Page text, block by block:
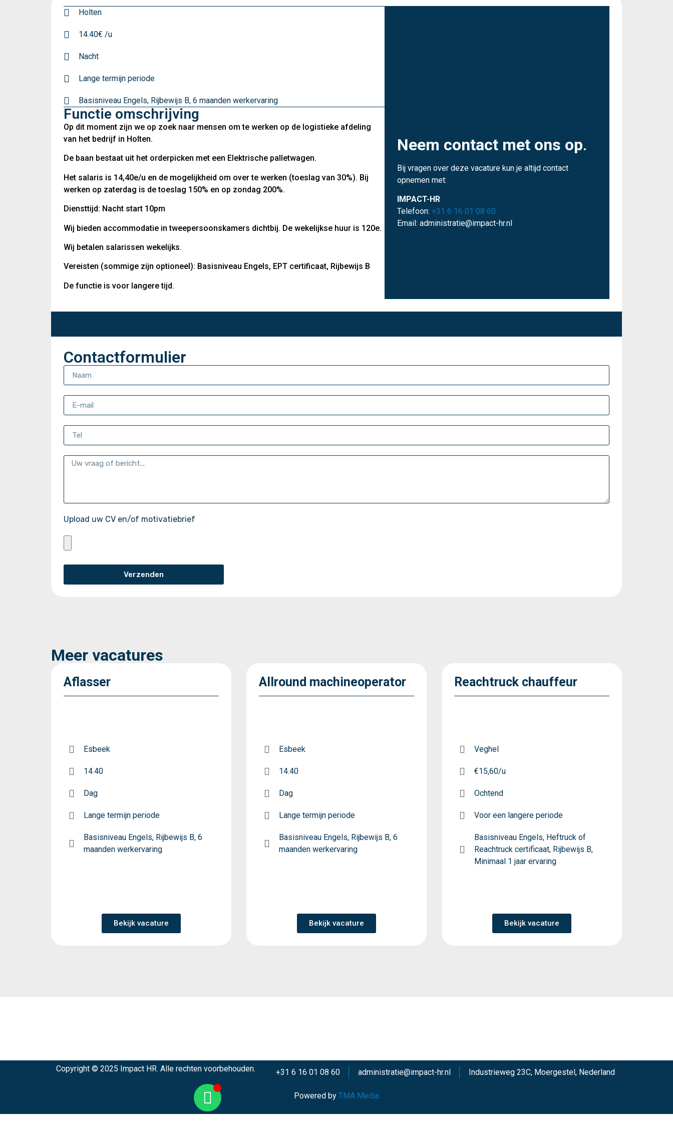
Holten
14.40€ /u
Nacht
Lange termijn periode
Basisniveau Engels, Rijbewijs B, 6 maanden werkervaring
Functie omschrijving
Op dit moment zijn we op zoek naar mensen om te werken op de logistieke afdeling
van het bedrijf in Holten.
De baan bestaat uit het orderpicken met een Elektrische palletwagen.
Het salaris is 14,40e/u en de mogelijkheid om over te werken (toeslag van 30%). Bij
werken op zaterdag is de toeslag 150% en op zondag 200%.
Diensttijd: Nacht start 10pm
Wij bieden accommodatie in tweepersoonskamers dichtbij. De wekelijkse huur is 120e.
Wij betalen salarissen wekelijks.
Vereisten (sommige zijn optioneel): Basisniveau Engels, EPT certificaat, Rijbewijs B
De functie is voor langere tijd.
Neem contact met ons op.
Bij vragen over deze vacature kun je altijd contact
opnemen met:
IMPACT-HR
Telefoon:+31 6 16 01 08 60
Email: administratie@impact-hr.nl
Contactformulier
Upload uw CV en/of motivatiebrief
Verzenden
Meer vacatures
Aflasser
Esbeek
14.40
Dag
Lange termijn periode
Basisniveau Engels, Rijbewijs B, 6
maanden werkervaring
Bekijk vacature
Allround machineoperator
Esbeek
14.40
Dag
Lange termijn periode
Basisniveau Engels, Rijbewijs B, 6
maanden werkervaring
Bekijk vacature
Reachtruck chauffeur
Veghel
€15,60/u
Ochtend
Voor een langere periode
Basisniveau Engels, Heftruck of
Reachtruck certificaat, Rijbewijs B,
Minimaal 1 jaar ervaring
Bekijk vacature
Copyright © 2025 Impact HR. Alle rechten voorbehouden. +31 6 16 01 08 60 administratie@impact-hr.nl Industrieweg 23C, Moergestel, Nederland
Powered by TMA Media